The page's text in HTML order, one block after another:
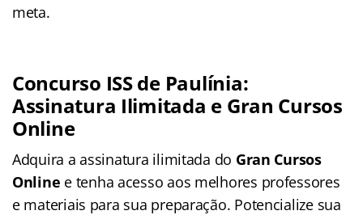
meta.
Concurso ISS de Paulínia:
Assinatura Ilimitada e Gran Cursos
Online
Adquira a assinatura ilimitada do Gran Cursos
Online e tenha acesso aos melhores professores
e materiais para sua preparação. Potencialize sua